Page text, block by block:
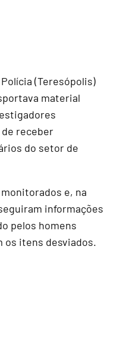
Polícia (Teresópolis)
material
receber
do setor de
e, na
informações
pelos homens
os itens desviados.